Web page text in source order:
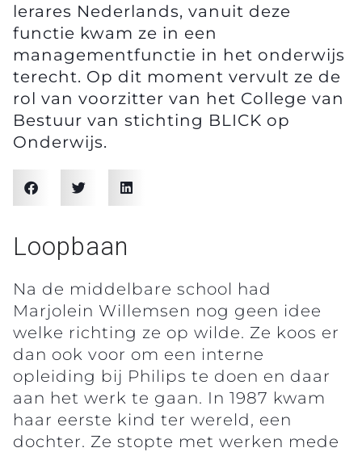
lerares Nederlands, vanuit deze
functie kwam ze in een
managementfunctie in het onderwijs
terecht. Op dit moment vervult ze de
rol van voorzitter van het College van
Bestuur van stichting BLICK op
Onderwijs.
Loopbaan
Na de middelbare school had
Marjolein Willemsen nog geen idee
welke richting ze op wilde. Ze koos er
dan ook voor om een interne
opleiding bij Philips te doen en daar
aan het werk te gaan. In 1987 kwam
haar eerste kind ter wereld, een
dochter. Ze stopte met werken mede